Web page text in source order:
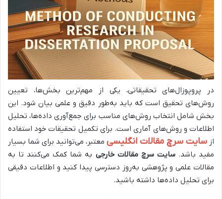
در پروپوزال‌های تحقیقاتی، یکی از مهم‌ترین بخش‌ها، تعیین
روش‌های تحقیق است که باید به‌طور دقیق و علمی بیان شود. این
بخش شامل انتخاب روش‌های مناسب برای جمع‌آوری داده‌ها، تحلیل
اطلاعات و روش‌های آماری است. برای تکمیل تحقیقات خود استفاده
از سایت سرچ مقالات انگلیسی معتبر، می‌توانید برای شما بسیار
مفید باشد.سایت سرچ مقالات خارجی به شما کمک می‌کنند تا به
مقالات علمی و پژوهشی به‌روز دسترسی پیدا کنید و اطلاعات دقیقی
برای تحلیل داده‌ها داشته باشید.